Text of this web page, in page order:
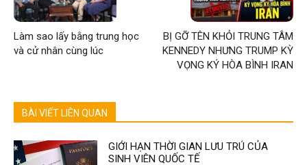
Làm sao lấy bằng trung học
và cử nhân cùng lúc
BỊ GỠ TÊN KHỎI TRUNG TÂM
KENNEDY NHƯNG TRUMP KỲ
VỌNG KÝ HÒA BÌNH IRAN
BÀI VIẾT LIÊN QUAN
GIỚI HẠN THỜI GIAN LƯU TRÚ CỦA
SINH VIÊN QUỐC TẾ